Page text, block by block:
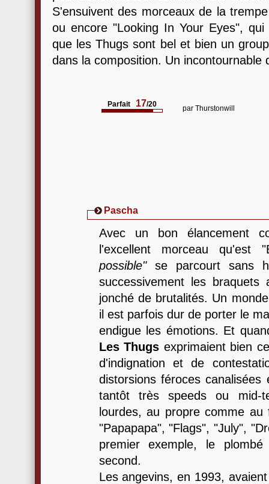
S'ensuivent des morceaux de la
ou encore "Looking In Your Eyes",
que les Thugs sont bel et bien un
dans la composition. Un incontournable
Parfait 17/20 par Thurstonwill
Pascha
Avec un bon élancement
l'excellent morceau qu'est
possible"se parcourt sans
successivement les
jonché de brutalités. Un
il est parfois dur de porter le
endigue les émotions. Et
Les Thugs exprimaient bien
d'indignation et de
distorsions féroces canalisées
tantôt très speeds ou mid-
lourdes, au propre comme
"Papapapa", "Flags", "July",
premier exemple, le
second.
Les angevins, en 1993,